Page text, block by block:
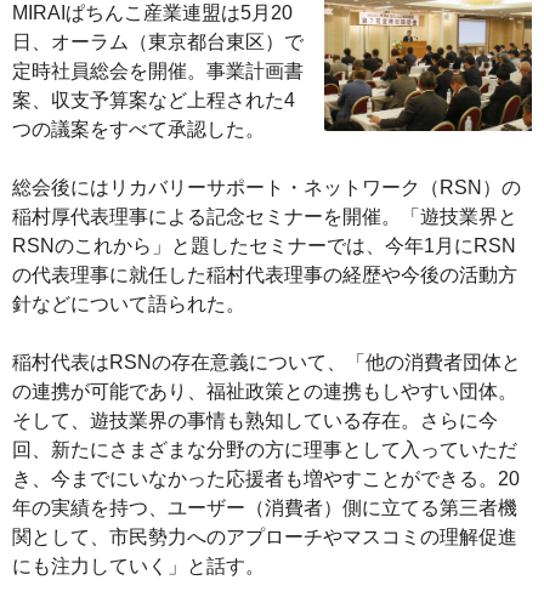
MIRAIぱちんこ産業連盟は5月20
日、オーラム（東京都台東区）で
定時社員総会を開催。事業計画書
案、収支予算案など上程された4
つの議案をすべて承認した。
総会後にはリカバリーサポート・ネットワーク（RSN）の
稲村厚代表理事による記念セミナーを開催。「遊技業界と
RSNのこれから」と題したセミナーでは、今年1月にRSN
の代表理事に就任した稲村代表理事の経歴や今後の活動方
針などについて語られた。
稲村代表はRSNの存在意義について、「他の消費者団体と
の連携が可能であり、福祉政策との連携もしやすい団体。
そして、遊技業界の事情も熟知している存在。さらに今
回、新たにさまざまな分野の方に理事として入っていただ
き、今までにいなかった応援者も増やすことができる。20
年の実績を持つ、ユーザー（消費者）側に立てる第三者機
関として、市民勢力へのアプローチやマスコミの理解促進
にも注力していく」と話す。